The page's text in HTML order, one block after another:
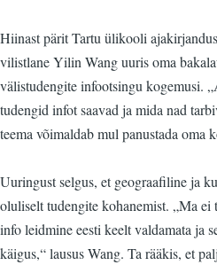
Hiinast pärit Tartu ülikooli
vilistlane Yilin Wang uuris oma
välistudengite infootsingu kogemusi.
tudengid infot saavad ja mida nad
teema võimaldab mul panustada oma
Uuringust selgus, et geograafiline ja
oluliselt tudengite kohanemist. „Ma
info leidmine eesti keelt valdamata ja
käigus,“ lausus Wang. Ta rääkis, et